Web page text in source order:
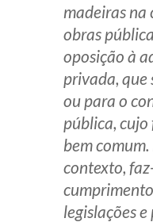
madeiras
obras
oposição à
privada, que
ou para o
pública,
bem
contexto,
legislações